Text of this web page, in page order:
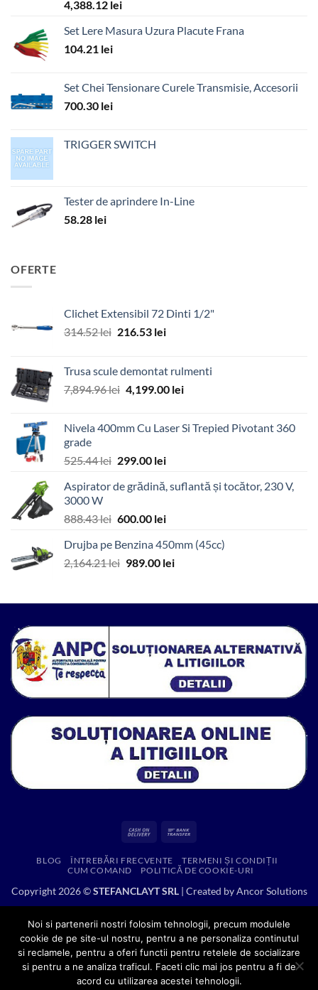
4,388.12 lei
Set Lere Masura Uzura Placute Frana
104.21 lei
Set Chei Tensionare Curele Transmisie, Accesorii
700.30 lei
TRIGGER SWITCH
Tester de aprindere In-Line
58.28 lei
OFERTE
Clichet Extensibil 72 Dinti 1/2"
314.52lei Prețul
fost:
314.52 lei.
216.53 leiPrețul
216.53 lei.
Trusa scule demontat rulmenti
7,894.96lei Prețul
fost:
4,199.00 leiPrețul
4,199.00 lei.
Nivela 400mm Cu Laser Si Trepied Pivotant 360
grade
525.44lei Prețul
a
525.44 lei.
299.00 leiPrețul
este:
Aspirator de grădină, suflantă și tocător, 230 V,
3000 W
888.43lei Prețul
a
fost:
600.00 leiPrețul
este:
600.00 lei.
Drujba pe Benzina 450mm (45cc)
2,164.21lei Prețul
fost:
989.00 leiPrețul
989.00 lei.
Cash
Delivery
BLOG ÎNTREBĂRI FRECVENTE
TERMENI ȘI CONDIȚII
CUM COMAND
POLITICĂ DE COOKIE-URI
Copyright 2026 ©STEFANCLAYT SRL| Created byAncor Solutions
Noi si partenerii nostri folosim tehnologii, precum modulele
cookie de pe site-ul nostru, pentru a ne personaliza continutul
si reclamele, pentru a oferi functii pentru retelele de socializare
si pentru a ne analiza traficul. Faceti clic mai jos pentru a fi de
acord cu utilizarea acestei tehnologii.